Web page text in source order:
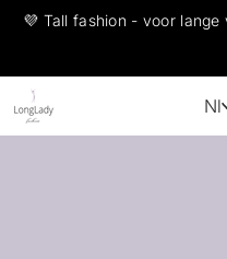
💜 Tall fashion - voor
Nl